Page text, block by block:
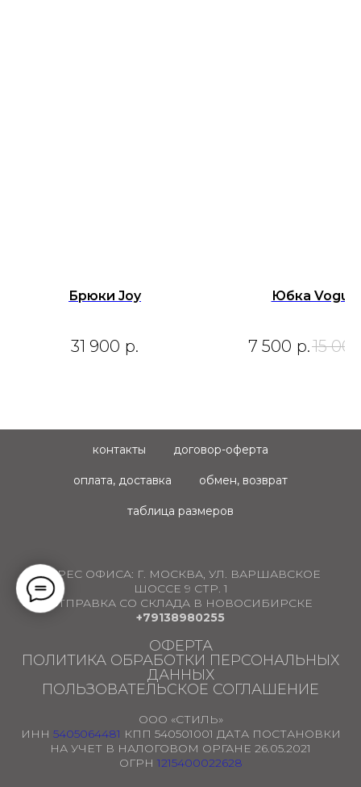
Брюки Joy
31 900 р.
Юбка Vogue
7 500 р.15
контакты договор-оферта
оплата, доставка обмен, возврат
таблица размеров
АДРЕС ОФИСА: Г. МОСКВА, УЛ. ВАРШАВСКОЕ
ШОССЕ 9 СТР. 1
ОТПРАВКА СО СКЛАДА В НОВОСИБИРСКЕ
+79138980255
ОФЕРТА
ПОЛИТИКА ОБРАБОТКИ ПЕРСОНАЛЬНЫХ
ДАННЫХ
ПОЛЬЗОВАТЕЛЬСКОЕ СОГЛАШЕНИЕ
ООО «СТИЛЬ»
ИНН 5405064481 КПП 540501001 ДАТА ПОСТАНОВКИ
НА УЧЕТ В НАЛОГОВОМ ОРГАНЕ 26.05.2021
ОГРН 1215400022628